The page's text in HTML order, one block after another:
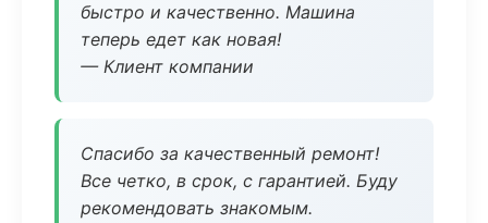
быстро и качественно. Машина
теперь едет как новая!
— Клиент компании
Спасибо за качественный ремонт!
Все четко, в срок, с гарантией. Буду
рекомендовать знакомым.